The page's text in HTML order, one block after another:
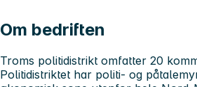
Om bedriften
Troms politidistrikt omfatter 20
Politidistriktet har politi- og